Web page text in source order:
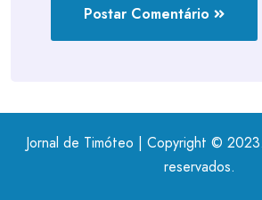
Postar Comentário
Jornal de Timóteo | Copyright ©
reservados.